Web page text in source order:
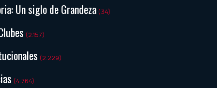
Un siglo de Grandeza (34)
(2.157)
(2.229)
(4.764)